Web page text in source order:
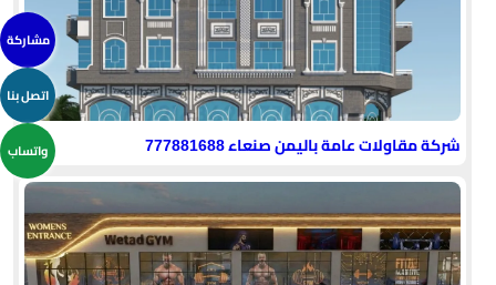
شركة مقاولات عامة باليمن صنعاء 777881688
مشاركة
اتصل بنا
واتساب